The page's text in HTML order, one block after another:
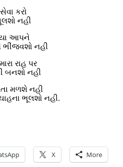
કરો
નહી
આપને
નહી
રાહ પર
બનશો નહી
મળશે નહી
ભૂલશો નહી.
X More